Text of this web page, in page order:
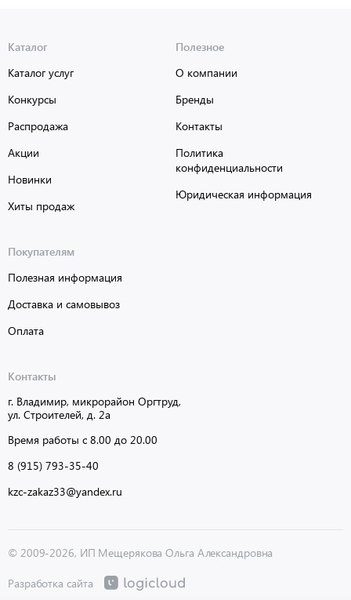
Каталог
Каталог услуг
Конкурсы
Распродажа
Акции
Новинки
Хиты продаж
Полезное
О компании
Бренды
Контакты
Политика
конфиденциальности
Юридическая информация
Покупателям
Полезная информация
Доставка и самовывоз
Оплата
Контакты
г. Владимир, микрорайон Оргтруд,
ул. Строителей, д. 2а
Время работы с 8.00 до 20.00
8 (915) 793-35-40
kzc-zakaz33@yandex.ru
© 2009-2026, ИП Мещерякова Ольга Александровна
Разработка сайта